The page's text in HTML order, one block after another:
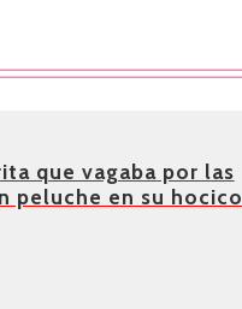
que vagaba por las
peluche en su hocico